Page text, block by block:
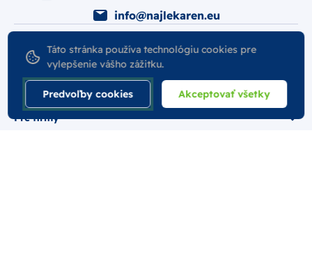
Všetko o nákupe
Podmienky
Pre firmy
info@najlekaren.eu
Táto stránka používa technológiu cookies pre
vylepšenie vášho zážitku.
Predvoľby cookies Akceptovať všetky